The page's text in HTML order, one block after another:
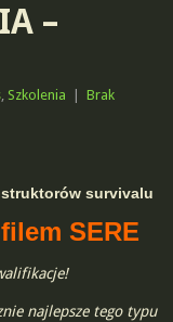
–
, Szkolenia
Brak
survivalu
SERE
najlepsze tego typu